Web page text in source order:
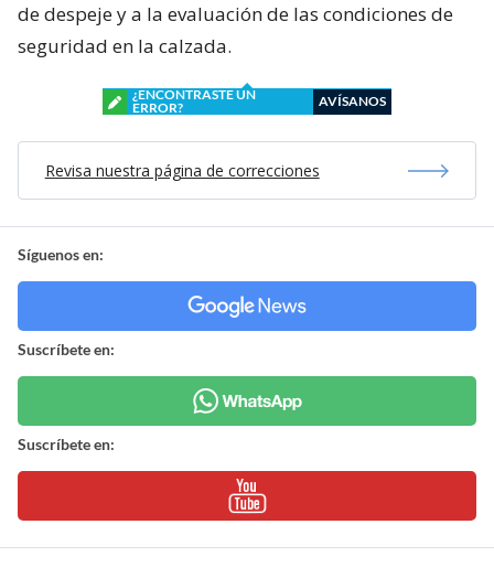
de despeje y a la evaluación de las condiciones de
seguridad en la calzada.
¿ENCONTRASTE UN
ERROR?
AVÍSANOS
Revisa nuestra página de correcciones
Síguenos en:
Suscríbete en:
Suscríbete en: